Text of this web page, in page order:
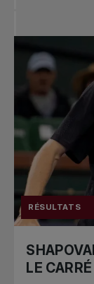
RÉSULTATS
LE